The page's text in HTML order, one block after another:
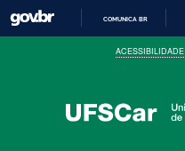
COMUNICA BR
ACESSIBILIDADE